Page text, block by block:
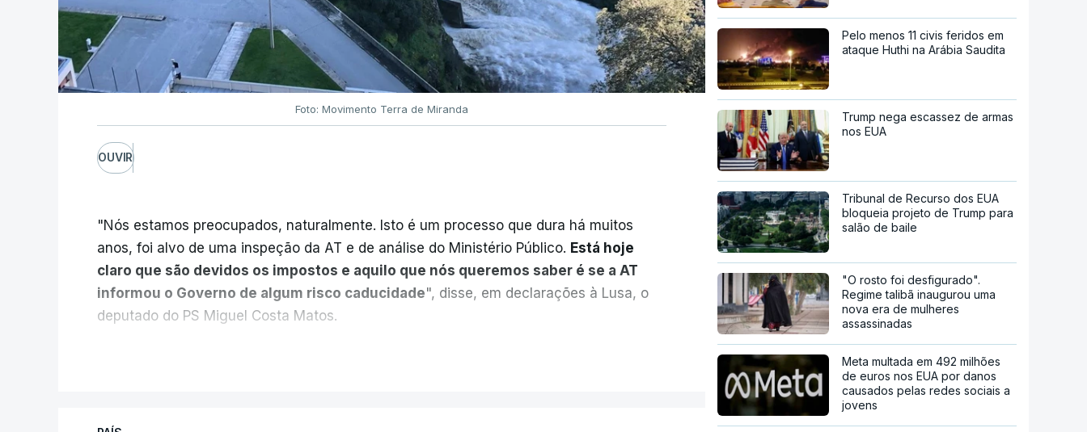
Foto: Movimento Terra de Miranda
OUVIR
"Nós estamos preocupados, naturalmente. Isto é um processo que dura há muitos
anos, foi alvo de uma inspeção da AT e de análise do Ministério Público. Está hoje
claro que são devidos os impostos e aquilo que nós queremos saber é se a AT
informou o Governo de algum risco caducidade", disse, em declarações à Lusa, o
deputado do PS Miguel Costa Matos.
Estado e das Finanças, Joaquim Miranda Sarmento, sobre o tema.
Pelo menos 11 civis feridos em
ataque Huthi na Arábia Saudita
Trump nega escassez de armas
nos EUA
Tribunal de Recurso dos EUA
bloqueia projeto de Trump para
salão de baile
"O rosto foi desfigurado".
Regime talibã inaugurou uma
nova era de mulheres
assassinadas
Meta multada em 492 milhões
de euros nos EUA por danos
causados pelas redes sociais a
jovens